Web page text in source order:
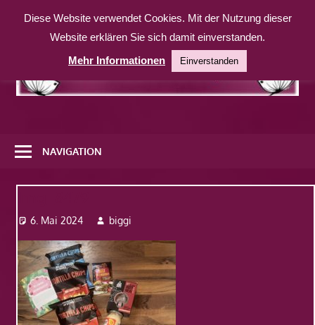
Inhalt
weitere
Website
NAVIGATION
6. Mai 2024 biggi
Diese Website verwendet Cookies. Mit der Nutzung dieser
Website erklären Sie sich damit einverstanden.
Mehr Informationen
Einverstanden